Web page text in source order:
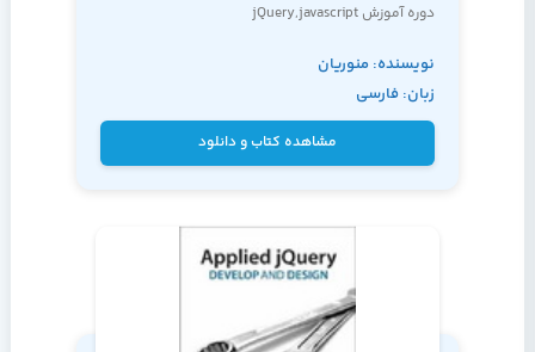
دورهآموزش jQuery,javascript
نویسنده: منوریان
زبان: فارسی
مشاهده کتاب و دانلود